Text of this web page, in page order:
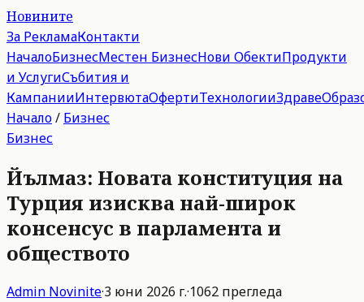
Новините
За РекламаКонтакти
НачалоБизнесМестен БизнесНови ОбектиПродукти
и УслугиСъбития и
КампанииИнтервютаОфертиТехнологииЗдраве
Начало/ Бизнес
Бизнес
Йълмаз: Новата конституция на
Турция изисква най-широк
консенсус в парламента и
обществото
Admin Novinite·3 юни 2026 г.·1062 прегледа